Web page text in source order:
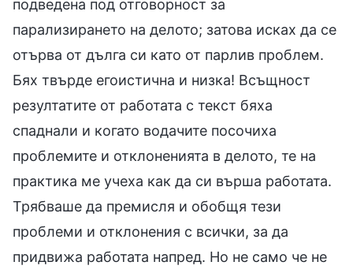
подведена под отговорност за
парализирането на делото; затова исках да се
отърва от дълга си като от парлив проблем.
Бях твърде егоистична и низка! Всъщност
резултатите от работата с текст бяха
спаднали и когато водачите посочиха
проблемите и отклоненията в делото, те на
практика ме учеха как да си върша работата.
Трябваше да премисля и обобщя тези
проблеми и отклонения с всички, за да
придвижа работата напред. Но не само че не